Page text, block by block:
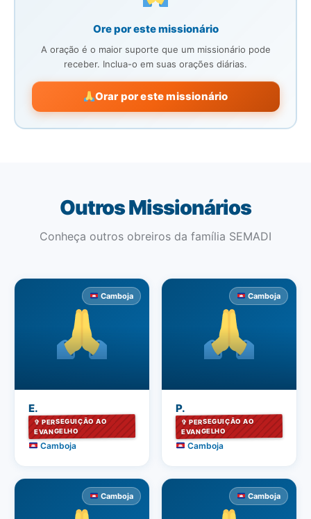
Ore por este missionário
A oração é o maior suporte que um missionário pode
receber. Inclua-o em suas orações diárias.
Orar por este missionário
Outros Missionários
Conheça outros obreiros da família SEMADI
Camboja
E.
✞ PERSEGUIÇÃO AO
EVANGELHO
Camboja
Camboja
P.
✞ PERSEGUIÇÃO AO
EVANGELHO
Camboja
Camboja Camboja